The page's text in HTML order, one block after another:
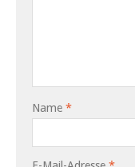
Name *